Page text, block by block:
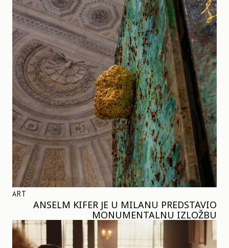
ART
ANSELM KIFER JE U MILANU PREDSTAVIO
MONUMENTALNU IZLOŽBU